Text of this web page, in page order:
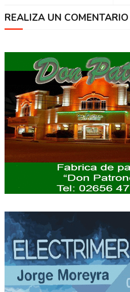
REALIZA UN COMENTARIO